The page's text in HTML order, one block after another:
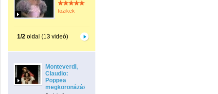
tozikek
1/2oldal (13 videó)
Monteverdi,
Claudio:
Poppea
megkoronázása